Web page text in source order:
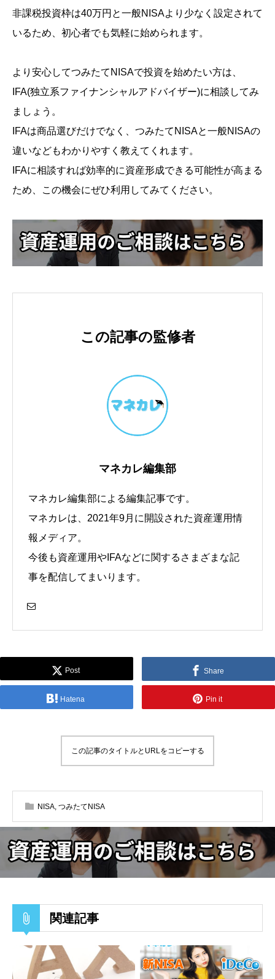
非課税投資枠は40万円と一般NISAより少なく設定されて
いるため、初心者でも気軽に始められます。
より安心してつみたてNISAで投資を始めたい方は、
IFA(独立系ファイナンシャルアドバイザー)に相談してみ
ましょう。
IFAは商品選びだけでなく、つみたてNISAと一般NISAの
違いなどもわかりやすく教えてくれます。
IFAに相談すれば効率的に資産形成できる可能性が高まる
ため、この機会にぜひ利用してみてください。
この記事の監修者
マネカレ編集部
マネカレ編集部による編集記事です。
マネカレは、2021年9月に開設された資産運用情
報メディア。
今後も資産運用やIFAなどに関するさまざまな記
事を配信してまいります。
Post Share
Hatena Pin it
この記事のタイトルとURLをコピーする
NISA, つみたてNISA
関連記事